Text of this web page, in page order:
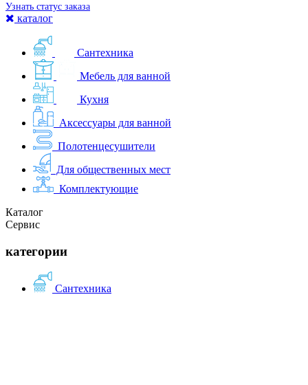
Узнать статус заказа
каталог
Сантехника
Мебель для ванной
Кухня
Аксессуары для ванной
Полотенцесушители
Для общественных мест
Комплектующие
Каталог
Сервис
категории
Сантехника